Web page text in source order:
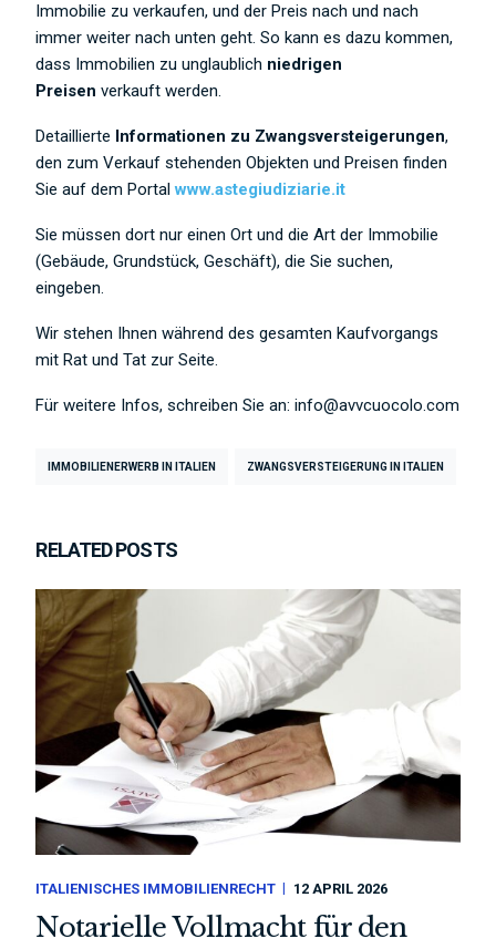
Immobilie zu verkaufen, und der Preis nach und nach
immer weiter nach unten geht. So kann es dazu kommen,
dass Immobilien zu unglaublich niedrigen
Preisen verkauft werden.
Detaillierte Informationen zu Zwangsversteigerungen,
den zum Verkauf stehenden Objekten und Preisen finden
Sie auf dem Portalwww.astegiudiziarie.it
Sie müssen dort nur einen Ort und die Art der Immobilie
(Gebäude, Grundstück, Geschäft), die Sie suchen,
eingeben.
Wir stehen Ihnen während des gesamten Kaufvorgangs
mit Rat und Tat zur Seite.
Für weitere Infos, schreiben Sie an: info@avvcuocolo.com
IMMOBILIENERWERB IN ITALIEN ZWANGSVERSTEIGERUNG IN ITALIEN
RELATED POSTS
ITALIENISCHES IMMOBILIENRECHT 12 APRIL 2026
Notarielle Vollmacht für den